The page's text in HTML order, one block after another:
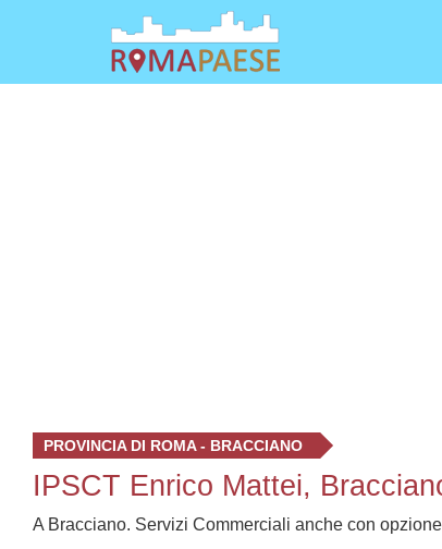
PROVINCIA DI ROMA - BRACCIANO
IPSCT Enrico Mattei,
A Bracciano. Servizi Commerciali anche con